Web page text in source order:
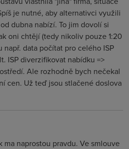
je nutné, aby alternativci využili
dubna nabízí. To jim dovolí si
oni chtějí (tedy nikoliv pouze 1:20
např. data počítat pro celého ISP
ISP diverzifikovat nabídku =>
Ale rozhodně bych nečekal
cen. Už teď jsou stlačené doslova
ma naprostou pravdu. Ve smlouve